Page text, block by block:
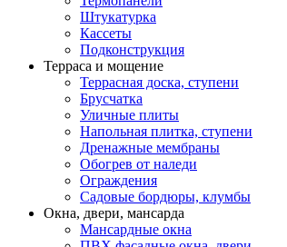
Штукатурка
Кассеты
Подконструкция
Терраса и мощение
Террасная доска, ступени
Брусчатка
Уличные плиты
Напольная плитка, ступени
Дренажные мембраны
Обогрев от наледи
Ограждения
Садовые бордюры, клумбы
Окна, двери, мансарда
Мансардные окна